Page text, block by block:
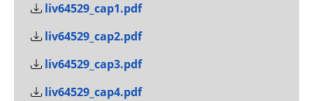
liv64529_cap1.pdf
liv64529_cap2.pdf
liv64529_cap3.pdf
liv64529_cap4.pdf